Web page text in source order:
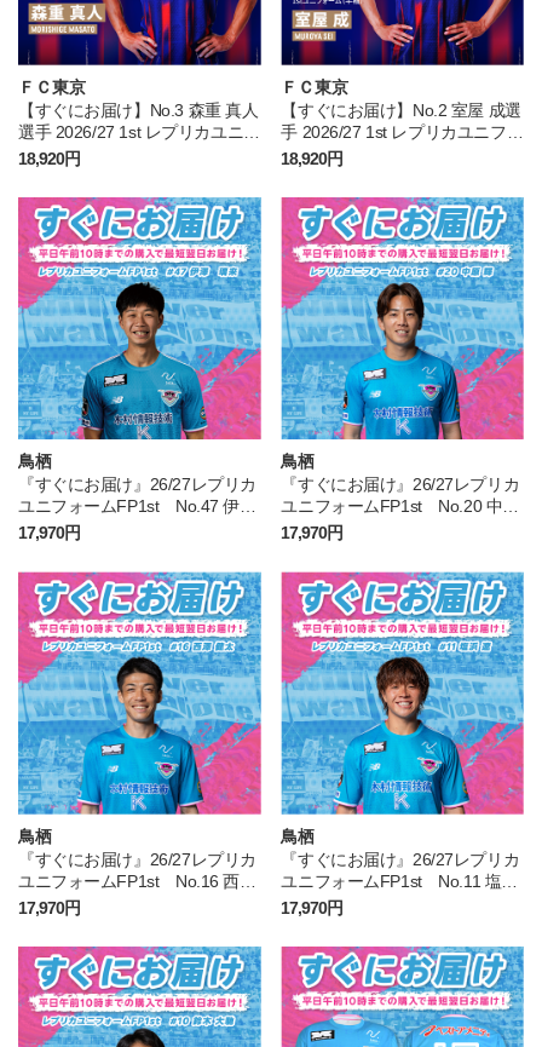
ＦＣ東京
【すぐにお届け】No.3 森重 真人
選手 2026/27 1st レプリカユニフ
ォーム 半袖
18,920円
ＦＣ東京
【すぐにお届け】No.2 室屋 成選
手 2026/27 1st レプリカユニフォ
ーム 半袖
18,920円
鳥栖
『すぐにお届け』26/27レプリカ
ユニフォームFP1st No.47 伊澤
璃来
17,970円
鳥栖
『すぐにお届け』26/27レプリカ
ユニフォームFP1st No.20 中原
輝
17,970円
鳥栖
『すぐにお届け』26/27レプリカ
ユニフォームFP1st No.16 西澤
健太
17,970円
鳥栖
『すぐにお届け』26/27レプリカ
ユニフォームFP1st No.11 塩浜
遼
17,970円